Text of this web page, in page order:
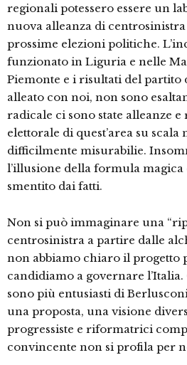
regionali potessero essere un
nuova alleanza di
prossime elezioni politiche.
funzionato in Liguria e nelle
Piemonte e i risultati del partito
alleato con noi, non sono
radicale ci sono state alleanze
elettorale di quest’area su scala
difficilmente misurabilie.
l’illusione della formula magica
smentito dai fatti.
Non si può immaginare una
centrosinistra a partire dalle
non abbiamo chiaro il progetto
candidiamo a governare
sono più entusiasti di
una proposta, una visione
progressiste e riformatrici
convincente non si profila per